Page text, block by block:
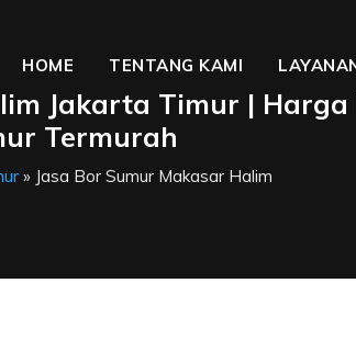
HOME TENTANG KAMI
Jakarta Timur | Harga
Termurah
» Jasa Bor Sumur Makasar Halim